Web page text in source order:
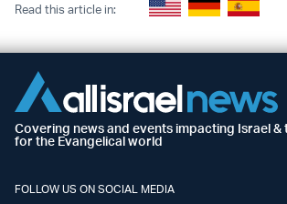
Read this article in:
Covering news and events impacting Israel &
for the Evangelical world
FOLLOW US ON SOCIAL MEDIA